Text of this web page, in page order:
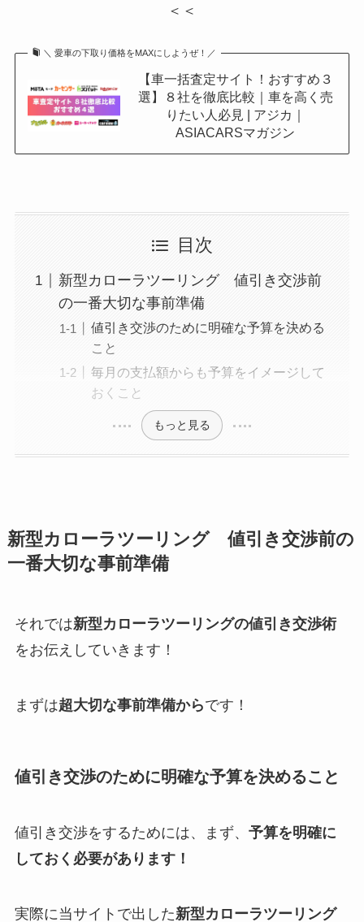
＜＜
＼ 愛車の下取り価格をMAXにしようぜ！／
【車一括査定サイト！おすすめ３
選】８社を徹底比較｜車を高く売
りたい人必見 | アジカ｜
ASIACARSマガジン
目次
新型カローラツーリング 値引き交渉前
の一番大切な事前準備
値引き交渉のために明確な予算を決める
こと
毎月の支払額からも予算をイメージして
おくこと
もっと見る
新型カローラツーリング 値引き交渉前の
一番大切な事前準備
それでは新型カローラツーリングの値引き交渉術
をお伝えしていきます！
まずは超大切な事前準備からです！
値引き交渉のために明確な予算を決めること
値引き交渉をするためには、まず、 予算を明確に
しておく必要があります！
実際に当サイトで出した新型カローラツーリング